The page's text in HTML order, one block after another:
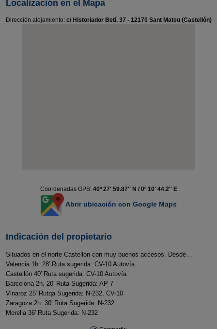
Localización en el Mapa
Dirección alojamiento: c/ Historiador Betí, 37 - 12170 Sant Mateu (Castellón)
Coordenadas GPS: 40º 27' 59.87'' N / 0º 10' 44.2'' E
Abrir ubicación con Google Maps
Indicación del propietario
Situados en el norte Castellón con muy buenos accesos. Desde…
Valencia 1h. 28′ Ruta sugerida: CV-10 Autovía
Castellón 40′ Ruta sugerida: CV-10 Autovía
Barcelona 2h. 20′ Ruta Sugerida: AP-7
Vinaroz 25′ Rutqa Sugerida: N-232, CV-10
Zaragoza 2h. 30′ Ruta Sugerida: N-232
Morella 36′ Ruta Sugerida: N-232